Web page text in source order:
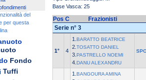
Fondo
Tuffi
Base Vasca: 25
Pos C
Frazionisti
Serie n° 3
1° 4
1. BARATTO BEATRICE
2. TOSATTO DANIEL
3. PASTRELLO NOEMI
4. DANU ALEXANDRU
1. BANGOURA AMINA